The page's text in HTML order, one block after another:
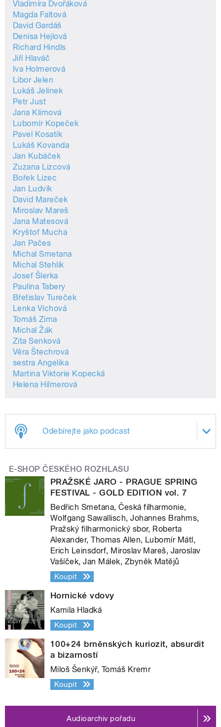
Vladimíra Dvořáková
Magda Faltová
David Gardáš
Denisa Hejlová
Richard Hindls
Jiří Hlaváč
Iva Holmerová
Libor Jelen
Lukáš Jelínek
Petr Just
Jana Klímová
Lubomír Kopeček
Pavel Kosatík
Lukáš Kovanda
Jan Kubáček
Zuzana Lizcová
Bořek Lizec
Jan Ludvík
David Mareček
Miroslav Mareš
Jana Matesová
Kryštof Mucha
Jan Pačes
Michal Smetana
Michal Stehlík
Josef Šlerka
Paulína Tabery
Břetislav Tureček
Lenka Víchová
Tomáš Zima
Michal Žák
Zita Senková
Věra Štechrová
sestra Angelika
Martina Viktorie Kopecká
Helena Hilmerová
Odebírejte jako podcast
E-SHOP ČESKÉHO ROZHLASU
PRAŽSKÉ JARO - PRAGUE SPRING
FESTIVAL - GOLD EDITION vol. 7
Bedřich Smetana, Česká filharmonie,
Wolfgang Sawallisch, Johannes Brahms,
Pražský filharmonický sbor, Roberta
Alexander, Thomas Allen, Lubomír Mátl,
Erich Leinsdorf, Miroslav Mareš, Jaroslav
Vašíček, Jan Málek, Zbyněk Matějů
Koupit
Hornické vdovy
Kamila Hladká
Koupit
100+24 brněnských kuriozit, absurdit
a bizarností
Miloš Šenkýř, Tomáš Kremr
Koupit
Audioarchiv pořadu